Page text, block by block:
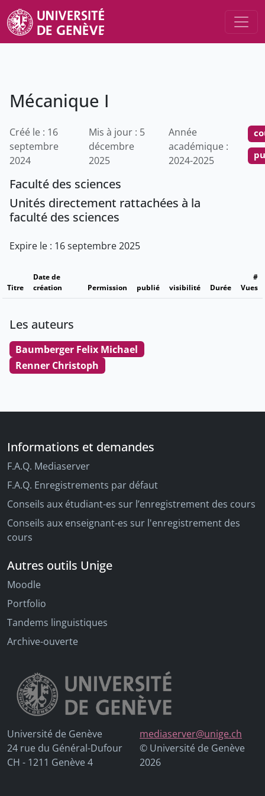
Mécanique I
Créé le : 16
septembre
2024
Mis à jour : 5
décembre
2025
Année
académique :
2024-2025
Faculté des sciences
Unités directement rattachées à la
faculté des sciences
Expire le : 16 septembre 2025
Titre
Date de
création
Permission publié visibilité Durée
#
Vues
Les auteurs
Baumberger Felix Michael
Renner Christoph
Informations et demandes
F.A.Q. Mediaserver
F.A.Q. Enregistrements par défaut
Conseils aux étudiant-es sur l’enregistrement des cours
Conseils aux enseignant-es sur l'enregistrement des
cours
Autres outils Unige
Moodle
Portfolio
Tandems linguistiques
Archive-ouverte
Université de Genève
24 rue du Général-Dufour
CH - 1211 Genève 4
mediaserver@unige.ch
© Université de Genève
2026